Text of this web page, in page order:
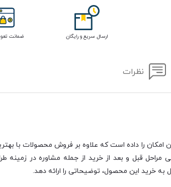
ارسال سریع و رایگان ضمانت
نظرات
امکان را داده است که علاوه بر فروش محصولات با
قبل و بعد از خرید از جمله مشاوره در زمینه
خرید این محصول، توضیحاتی را ارائه دهد.